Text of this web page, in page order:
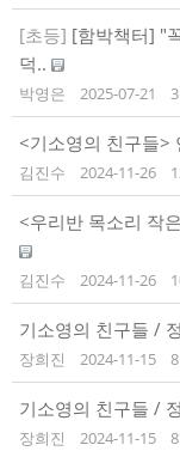
[초등] [함박책터] "
덕..
박영은 2025-07-21 3
<기소영의 친구들>
김진수 2024-11-26
<우리반 목소리 작
김진수 2024-11-26
기소영의 친구들 /
장희진 2024-11-15 8
기소영의 친구들 /
장희진 2024-11-15 8